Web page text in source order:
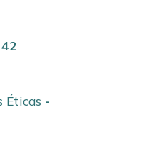
Éticas -